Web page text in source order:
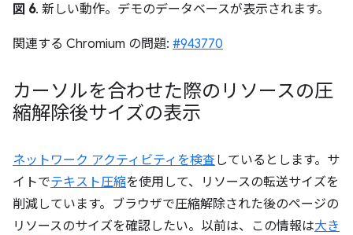
図 6. 新しい動作。デモのデータベースが表示されます。
関連する Chromium の問題: #943770
カーソルを合わせた際のリソースの圧
縮解除後サイズの表示
ネットワーク アクティビティを検査しているとします。サ
イトでテキスト圧縮を使用して、リソースの転送サイズを
削減しています。ブラウザで圧縮解除された後のページの
リソースのサイズを確認したい。以前は、この情報は大き